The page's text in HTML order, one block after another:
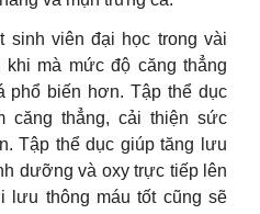
sinh viên đại học trong vài
mà mức độ căng thẳng
phổ biến hơn. Tập thể dục
căng thẳng, cải thiện sức
Tập thể dục giúp tăng lưu
dưỡng và oxy trực tiếp lên
lưu thông máu tốt cũng sẽ